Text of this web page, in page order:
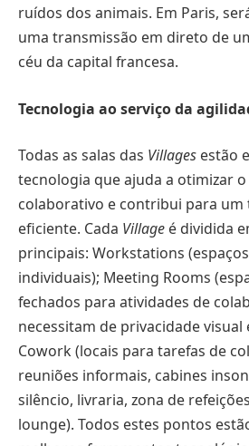
ruídos dos animais. Em Paris,
uma transmissão em direto de
céu da capital francesa.
Tecnologia ao serviço da
Todas as salas das Villages estão
tecnologia que ajuda a otimizar
colaborativo e contribui para um
eficiente. Cada Village é dividida
principais: Workstations
individuais); Meeting Rooms
fechados para atividades de
necessitam de privacidade visual
Cowork (locais para tarefas de
reuniões informais, cabines
silêncio, livraria, zona de
lounge). Todos estes pontos